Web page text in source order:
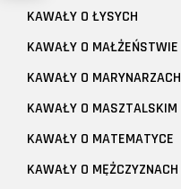
KAWAŁY O ŁYSYCH
KAWAŁY O MAŁŻEŃSTWIE
KAWAŁY O MARYNARZACH
KAWAŁY O MASZTALSKIM
KAWAŁY O MATEMATYCE
KAWAŁY O MĘŻCZYZNACH